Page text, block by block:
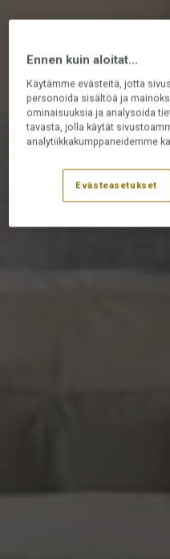
Ennen kuin aloitat...
Käytämme evästeitä, jotta
personoida sisältöä ja
ominaisuuksia ja analysoida
tavasta, jolla käytät
analytiikkakumppaneidemme
Evästeasetukset